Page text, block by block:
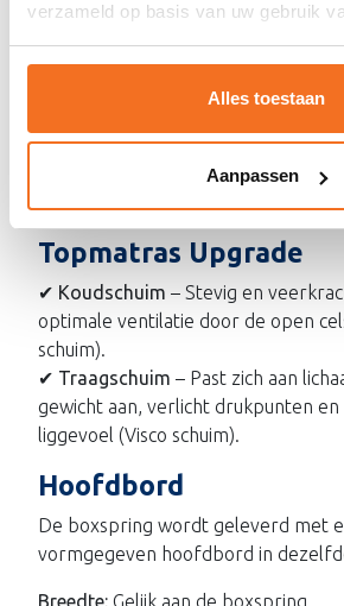
verzameld op basis van uw gebruik
Alles toestaan
Aanpassen
Matrasdikte:
De boxspring wordt geleverd met
box, gestoffeerd in meubelstof.
Topmatras Upgrade
✔ Koudschuim – Stevig en
optimale ventilatie door de open
schuim).
✔ Traagschuim – Past zich aan
gewicht aan, verlicht drukpunten
liggevoel (Visco schuim).
Hoofdbord
De boxspring wordt geleverd met
vormgegeven hoofdbord in
Breedte: Gelijk aan de boxspring